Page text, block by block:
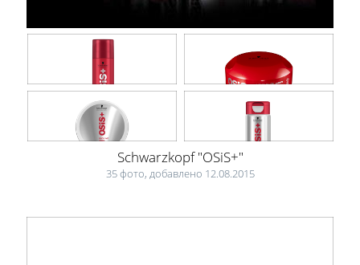
Schwarzkopf "OSiS+"
35 фото, добавлено 12.08.2015